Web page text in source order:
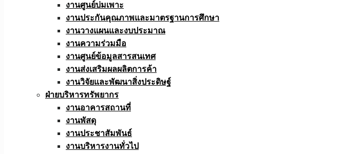
งานศูนย์บ่มเพาะ
งานประกันคุณภาพและมาตรฐานการศึกษา
งานวางแผนและงบประมาณ
งานความร่วมมือ
งานศูนย์ข้อมูลสารสนเทศ
งานส่งเสริมผลผลิตการค้า
งานวิจัยและพัฒนาสิ่งประดิษฐ์
ฝ่ายบริหารทรัพยากร
งานอาคารสถานที่
งานพัสดุ
งานประชาสัมพันธ์
งานบริหารงานทั่วไป